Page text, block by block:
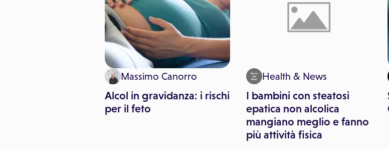
Massimo Canorro
Alcol in gravidanza: i rischi
per il feto
Health & News
I bambini con steatosi
epatica non alcolica
mangiano meglio e fanno
più attività fisica